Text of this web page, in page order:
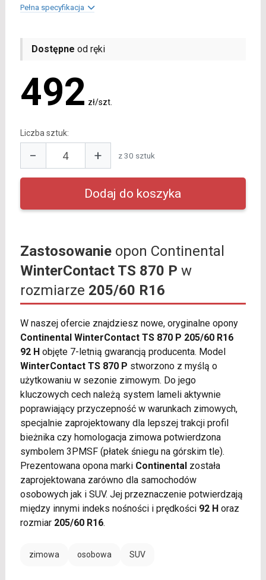
Pełna specyfikacja
Dostępne od ręki
492 zł/szt.
Liczba sztuk:
− + z 30 sztuk
Zastosowanieopon Continental
WinterContact TS 870 P w
rozmiarze 205/60 R16
W naszej ofercie znajdziesz nowe, oryginalne opony
Continental WinterContact TS 870 P 205/60 R16
92 Hobjęte 7-letnią gwarancją producenta. Model
WinterContact TS 870 P stworzono z myślą o
użytkowaniu w sezonie zimowym. Do jego
kluczowych cech należą system lameli aktywnie
poprawiający przyczepność w warunkach zimowych,
specjalnie zaprojektowany dla lepszej trakcji profil
bieżnika czy homologacja zimowa potwierdzona
symbolem 3PMSF (płatek śniegu na górskim tle).
Prezentowana opona marki Continentalzostała
zaprojektowana zarówno dla samochodów
osobowych jak i SUV. Jej przeznaczenie potwierdzają
między innymi indeks nośności i prędkości 92 Horaz
rozmiar 205/60 R16.
zimowa osobowa SUV